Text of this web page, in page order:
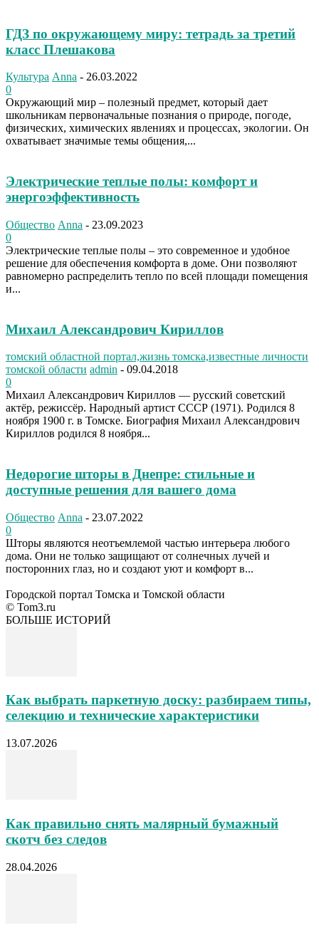
ГДЗ по окружающему миру: тетрадь за третий
класс Плешакова
Культура Anna - 26.03.2022
0
Окружающий мир – полезный предмет, который дает
школьникам первоначальные познания о природе, погоде,
физических, химических явлениях и процессах, экологии. Он
охватывает значимые темы общения,...
Электрические теплые полы: комфорт и
энергоэффективность
Общество Anna - 23.09.2023
0
Электрические теплые полы – это современное и удобное
решение для обеспечения комфорта в доме. Они позволяют
равномерно распределить тепло по всей площади помещения
и...
Михаил Александрович Кириллов
томский областной портал,жизнь томска,известные личности
томской области admin - 09.04.2018
0
Михаил Александрович Кириллов — русский советский
актёр, режиссёр. Народный артист СССР (1971). Родился 8
ноября 1900 г. в Томске. Биография Михаил Александрович
Кириллов родился 8 ноября...
Недорогие шторы в Днепре: стильные и
доступные решения для вашего дома
Общество Anna - 23.07.2022
0
Шторы являются неотъемлемой частью интерьера любого
дома. Они не только защищают от солнечных лучей и
посторонних глаз, но и создают уют и комфорт в...
Городской портал Томска и Томской области
© Tom3.ru
БОЛЬШЕ ИСТОРИЙ
Как выбрать паркетную доску: разбираем типы,
селекцию и технические характеристики
13.07.2026
Как правильно снять малярный бумажный
скотч без следов
28.04.2026